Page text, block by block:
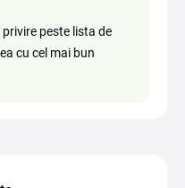
peste lista de
cu cel mai bun